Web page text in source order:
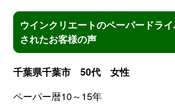
ウインクリエートのペーパードラ
されたお客様の声
千葉県千葉市 50代 女性
ペーパー暦10～15年